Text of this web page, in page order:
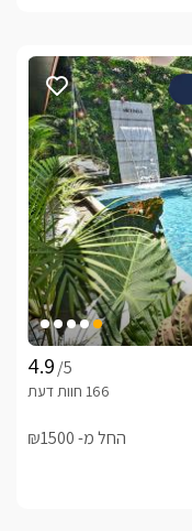
/5
החל מ- ₪1500